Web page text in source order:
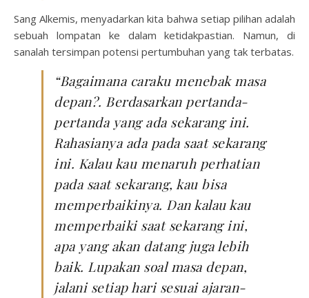
Sang Alkemis, menyadarkan kita bahwa setiap pilihan adalah
sebuah lompatan ke dalam ketidakpastian. Namun, di
sanalah tersimpan potensi pertumbuhan yang tak terbatas.
“Bagaimana caraku menebak masa
depan?. Berdasarkan pertanda-
pertanda yang ada sekarang ini.
Rahasianya ada pada saat sekarang
ini. Kalau kau menaruh perhatian
pada saat sekarang, kau bisa
memperbaikinya. Dan kalau kau
memperbaiki saat sekarang ini,
apa yang akan datang juga lebih
baik. Lupakan soal masa depan,
jalani setiap hari sesuai ajaran-